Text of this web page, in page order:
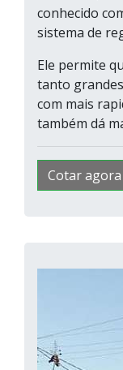
conhecido
sistema de
Ele permite
tanto
com mais
também dá
Cotar agora